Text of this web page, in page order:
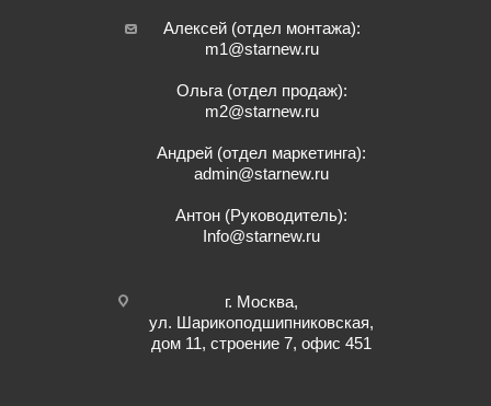
Алексей (отдел монтажа):
m1@starnew.ru
Ольга (отдел продаж):
m2@starnew.ru
Андрей (отдел маркетинга):
admin@starnew.ru
Антон (Руководитель):
Info@starnew.ru
г. Москва,
ул. Шарикоподшипниковская,
дом 11, строение 7, офис 451